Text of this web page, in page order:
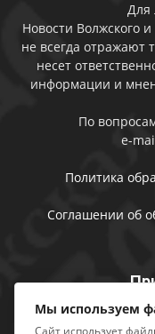
Для
Новости Волжского
не всегда отражают
несет
информации и
По
e-
Политика
Соглашении об
Мы используем
Сайт использует